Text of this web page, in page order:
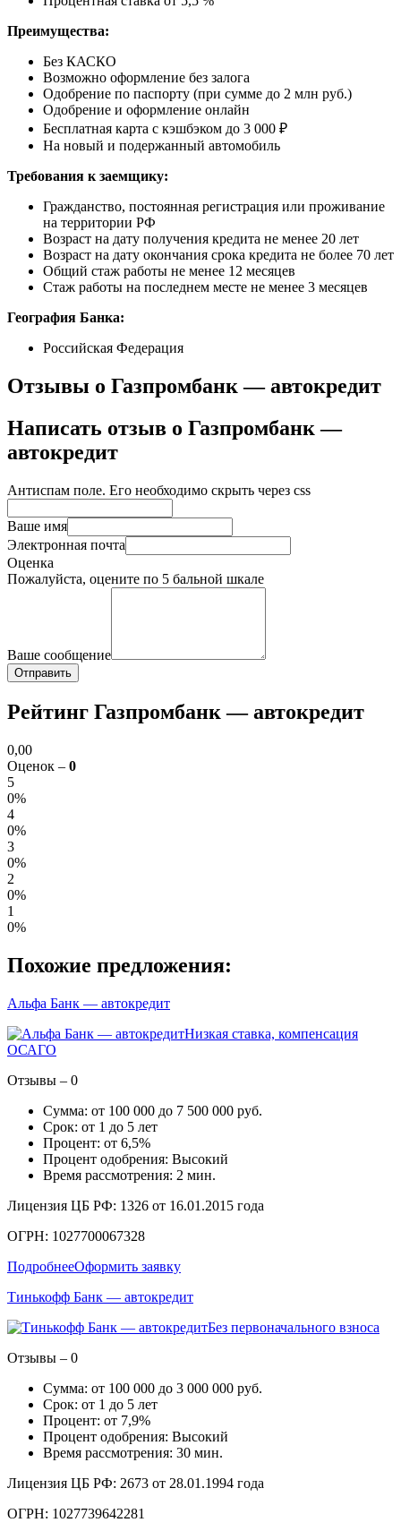
Преимущества:
Без КАСКО
Возможно оформление без залога
Одобрение по паспорту (при сумме до 2 млн руб.)
Одобрение и оформление онлайн
Бесплатная карта с кэшбэком до 3 000 ₽
На новый и подержанный автомобиль
Требования к заемщику:
Гражданство, постоянная регистрация или проживание
на территории РФ
Возраст на дату получения кредита не менее 20 лет
Возраст на дату окончания срока кредита не более 70 лет
Общий стаж работы не менее 12 месяцев
Стаж работы на последнем месте не менее 3 месяцев
География Банка:
Российская Федерация
Отзывы о Газпромбанк — автокредит
Написать отзыв о Газпромбанк —
автокредит
Антиспам поле. Его необходимо скрыть через css
Ваше имя
Электронная почта
Оценка
Пожалуйста, оцените по 5 бальной шкале
Ваше сообщение
Рейтинг Газпромбанк — автокредит
0,00
Оценок – 0
5
0%
4
0%
3
0%
2
0%
1
0%
Похожие предложения:
Альфа Банк — автокредит
Низкая ставка, компенсация
ОСАГО
Отзывы – 0
Сумма: от 100 000 до 7 500 000 руб.
Срок: от 1 до 5 лет
Процент: от 6,5%
Процент одобрения: Высокий
Время рассмотрения: 2 мин.
Лицензия ЦБ РФ: 1326 от 16.01.2015 года
ОГРН: 1027700067328
ПодробнееОформить заявку
Тинькофф Банк — автокредит
Без первоначального взноса
Отзывы – 0
Сумма: от 100 000 до 3 000 000 руб.
Срок: от 1 до 5 лет
Процент: от 7,9%
Процент одобрения: Высокий
Время рассмотрения: 30 мин.
Лицензия ЦБ РФ: 2673 от 28.01.1994 года
ОГРН: 1027739642281